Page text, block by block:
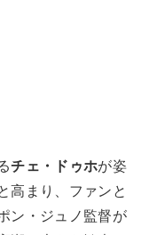
チェ・ドゥホが姿
高まり、ファンと
ン・ジュノ監督が